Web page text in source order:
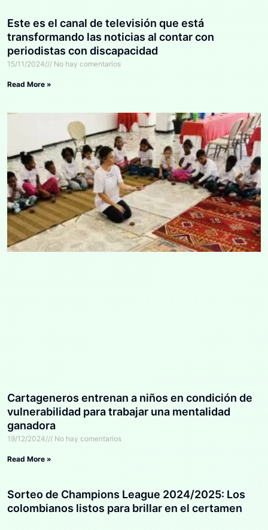
Este es el canal de televisión que está
transformando las noticias al contar con
periodistas con discapacidad
15/11/2024 No hay comentarios
Read More »
Cartageneros entrenan a niños en condición de
vulnerabilidad para trabajar una mentalidad
ganadora
19/12/2024 No hay comentarios
Read More »
Sorteo de Champions League 2024/2025: Los
colombianos listos para brillar en el certamen